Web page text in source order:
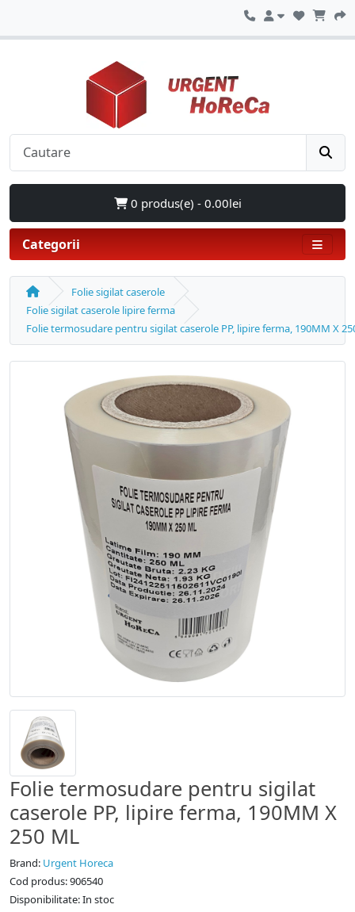
0 produs(e) - 0.00lei
Categorii
Folie sigilat caserole
Folie sigilat caserole lipire ferma
Folie termosudare pentru sigilat caserole PP, lipire ferma, 190MM X
Folie termosudare pentru sigilat
caserole PP, lipire ferma, 190MM X
250 ML
Brand: Urgent Horeca
Cod produs: 906540
Disponibilitate: In stoc